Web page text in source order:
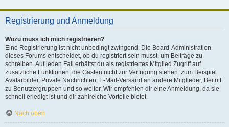
Registrierung und Anmeldung
Wozu muss ich mich registrieren?
Eine Registrierung ist nicht unbedingt zwingend. Die Board-Administration
dieses Forums entscheidet, ob du registriert sein musst, um Beiträge zu
schreiben. Auf jeden Fall erhältst du als registriertes Mitglied Zugriff auf
zusätzliche Funktionen, die Gästen nicht zur Verfügung stehen: zum Beispiel
Avatarbilder, Private Nachrichten, E-Mail-Versand an andere Mitglieder, Beitritt
zu Benutzergruppen und so weiter. Wir empfehlen dir eine Anmeldung, da sie
schnell erledigt ist und dir zahlreiche Vorteile bietet.
Nach oben